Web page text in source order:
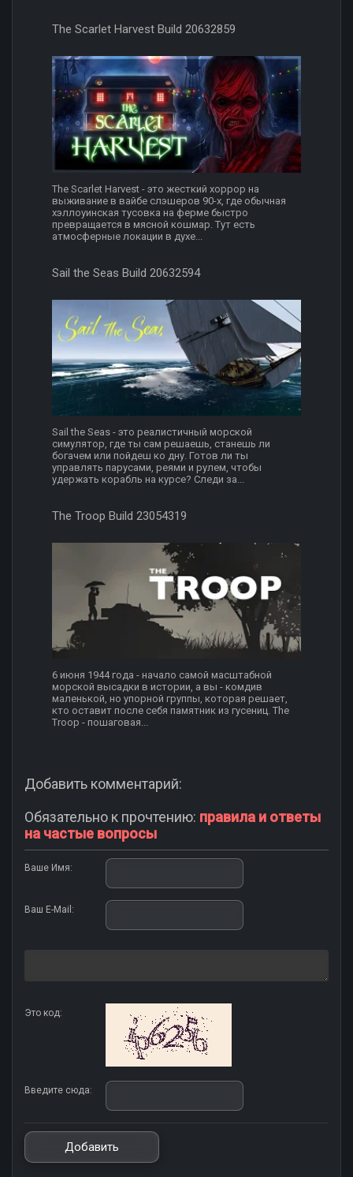
The Scarlet Harvest Build 20632859
The Scarlet Harvest - это жесткий хоррор на
выживание в вайбе слэшеров 90-х, где обычная
хэллоуинская тусовка на ферме быстро
превращается в мясной кошмар. Тут есть
атмосферные локации в духе...
Sail the Seas Build 20632594
Sail the Seas - это реалистичный морской
симулятор, где ты сам решаешь, станешь ли
богачем или пойдеш ко дну. Готов ли ты
управлять парусами, реями и рулем, чтобы
удержать корабль на курсе? Следи за...
The Troop Build 23054319
6 июня 1944 года - начало самой масштабной
морской высадки в истории, а вы - комдив
маленькой, но упорной группы, которая решает,
кто оставит после себя памятник из гусениц. The
Troop - пошаговая...
Добавить комментарий:
Обязательно к прочтению: правила и ответы
на частые вопросы
Ваше Имя:
Ваш E-Mail:
Это код:
Введите сюда: